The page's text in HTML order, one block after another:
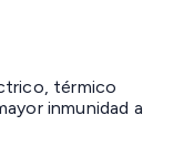
térmico
inmunidad a